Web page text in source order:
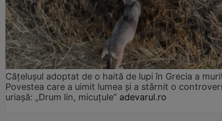
Cățelușul adoptat de o haită de lupi în Grecia a
Povestea care a uimit lumea și a stârnit o
uriașă: „Drum lin, micuțule” adevarul.ro